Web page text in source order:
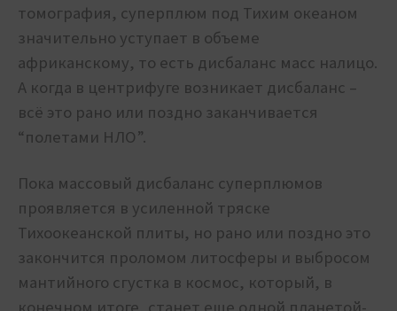
томография, суперплюм под Тихим океаном
значительно уступает в объеме
африканскому, то есть дисбаланс масс налицо.
А когда в центрифуге возникает дисбаланс –
всё это рано или поздно заканчивается
“полетами НЛО”.
Пока массовый дисбаланс суперплюмов
проявляется в усиленной тряске
Тихоокеанской плиты, но рано или поздно это
закончится проломом литосферы и выбросом
мантийного сгустка в космос, который, в